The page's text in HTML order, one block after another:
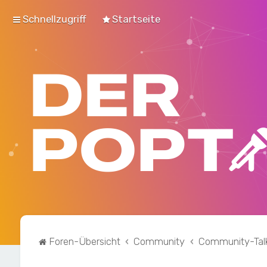
Schnellzugriff Startseite
Foren-Übersicht Community Community-